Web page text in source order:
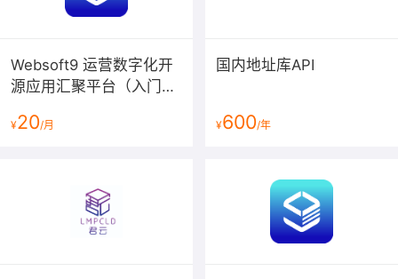
Websoft9 运营数字化开
源应用汇聚平台（入门
Odoo/ERPNext+HRMS
¥20/月
国内地址库API
¥600/年